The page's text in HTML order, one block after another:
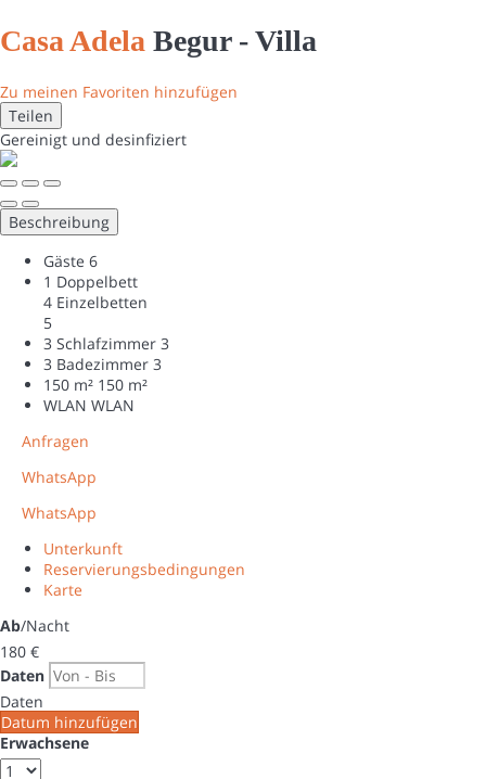
Casa Adela Begur -Villa
Zu meinen Favoriten hinzufügen
Teilen
Gereinigt und desinfiziert
Beschreibung
Gäste 6
1 Doppelbett
4 Einzelbetten
5
3 Schlafzimmer 3
3 Badezimmer 3
150 m² 150 m²
WLAN WLAN
Anfragen
WhatsApp
WhatsApp
Unterkunft
Reservierungsbedingungen
Karte
Ab/Nacht
180 €
Daten
Daten
Datum hinzufügen
Erwachsene